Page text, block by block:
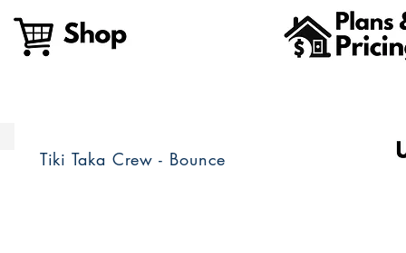
Tiki Taka Crew - Bounce